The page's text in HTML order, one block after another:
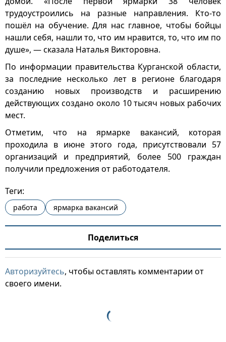
трудоустроились на разные направления. Кто-то
пошёл на обучение. Для нас главное, чтобы бойцы
нашли себя, нашли то, что им нравится, то, что им по
душе», — сказала Наталья Викторовна.
По информации правительства Курганской области,
за последние несколько лет в регионе благодаря
созданию новых производств и расширению
действующих создано около 10 тысяч новых рабочих
мест.
Отметим, что на ярмарке вакансий, которая
проходила в июне этого года, присутствовали 57
организаций и предприятий, более 500 граждан
получили предложения от работодателя.
Теги:
работа ярмарка вакансий
Поделиться
Авторизуйтесь, чтобы оставлять комментарии от
своего имени.